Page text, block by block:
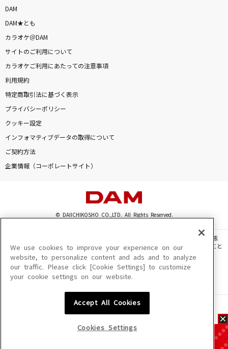
DAM
DAM★とも
カラオケ＠DAM
サイトのご利用について
カラオケご利用にあたっての注意事項
利用規約
特定商取引法に基づく表示
プライバシーポリシー
クッキー設定
インフォマティブデータの取得について
ご契約方法
企業情報（コーポレートサイト）
© DAIICHIKOSHO CO.,LTD. All Rights Reserved.
このサイトに掲載されている一切の文章・画像・写真・動画・音声等を、手段や形態
を問わず、著作権法の定める範囲を超えて無断で複製、転載、ファイル化などすること
を禁じます。
楽曲及びコンテンツは、機種によりご利用いただけない場合があります。
楽曲及びコンテンツの配信日、配信内容が変更になる場合があります。
We use cookies to improve your experience on our
website, to personalize content and ads and to analyze
our traffic. Please click [Cookie Settings] to customize
your cookie settings on our website.
Accept All Cookies
Cookies Settings